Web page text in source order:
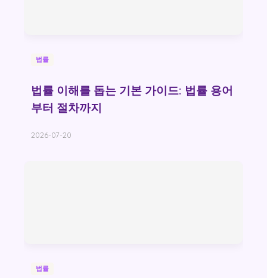
법률
법률 이해를 돕는 기본 가이드: 법률 용어
부터 절차까지
2026-07-20
법률